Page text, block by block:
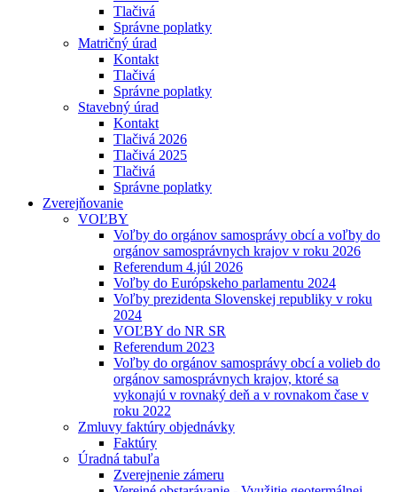
Tlačivá
Správne poplatky
Matričný úrad
Kontakt
Tlačivá
Správne poplatky
Stavebný úrad
Kontakt
Tlačivá 2026
Tlačivá 2025
Tlačivá
Správne poplatky
Zverejňovanie
VOĽBY
Voľby do orgánov samosprávy obcí a voľby do
orgánov samosprávnych krajov v roku 2026
Referendum 4.júl 2026
Voľby do Európskeho parlamentu 2024
Voľby prezidenta Slovenskej republiky v roku
2024
VOĽBY do NR SR
Referendum 2023
Voľby do orgánov samosprávy obcí a volieb do
orgánov samosprávnych krajov, ktoré sa
vykonajú v rovnaký deň a v rovnakom čase v
roku 2022
Zmluvy faktúry objednávky
Faktúry
Úradná tabuľa
Zverejnenie zámeru